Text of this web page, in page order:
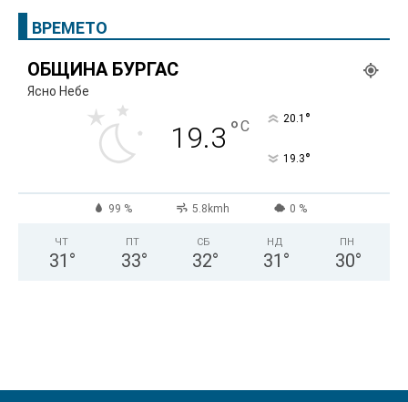
ВРЕМЕТО
ОБЩИНА БУРГАС
Ясно Небе
19.3 °C 20.1 °
19.3°
99 % 5.8kmh 0 %
ЧТ
31 °
ПТ
33°
СБ
32°
НД
31 °
ПН
30°